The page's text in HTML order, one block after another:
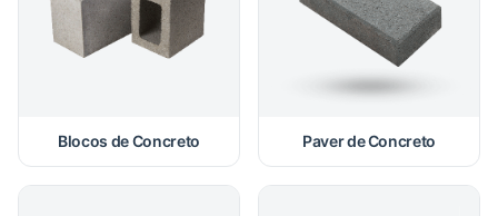
Blocos de Concreto Paver de Concreto